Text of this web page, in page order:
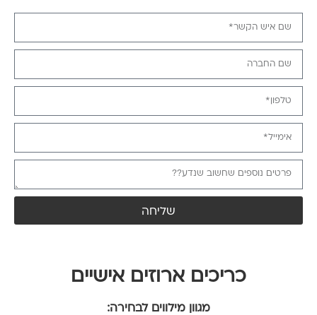
שליחה
כריכים ארוזים אישיים
מגוון מילווים לבחירה: